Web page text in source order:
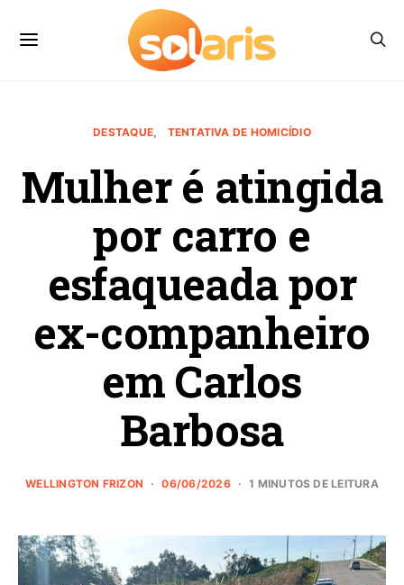
DESTAQUE TENTATIVA DE HOMICÍDIO
Mulher é atingida
por carro e
esfaqueada por
ex-companheiro
em Carlos
Barbosa
WELLINGTON FRIZON 06/06/2026 1 MINUTOS DE LEITURA